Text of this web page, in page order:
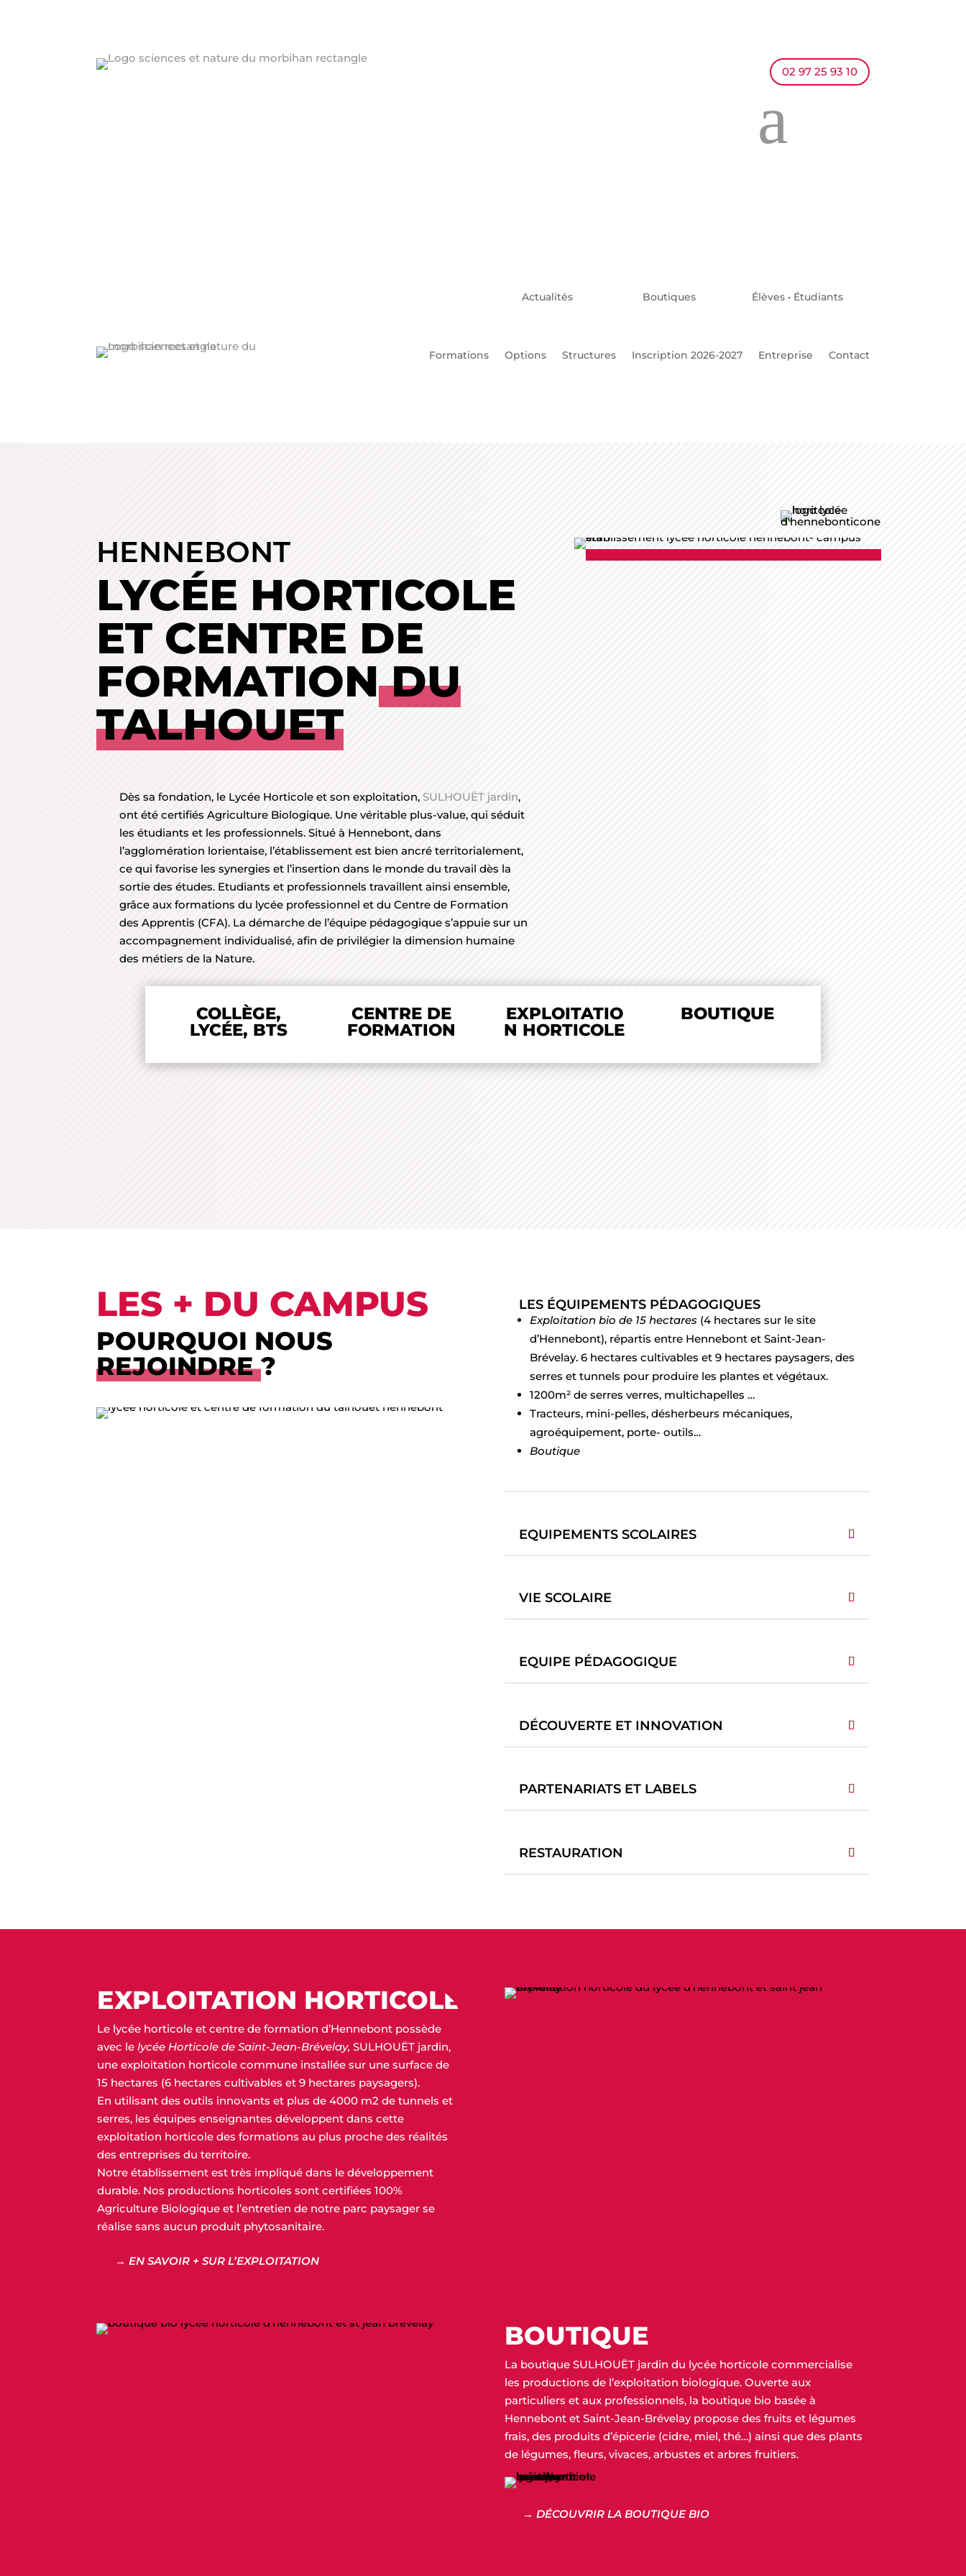
02 97 25 93 10
a
Actualités Boutiques Élèves • Étudiants
Formations Options Structures Inscription 2026-2027 Entreprise Contact
HENNEBONT
LYCÉE HORTICOLE
ET CENTRE DE
FORMATIONDU
TALHOUET
Dès sa fondation, le Lycée Horticole et son exploitation, SULHOUËT jardin,
ont été certifiés Agriculture Biologique. Une véritable plus-value, qui séduit
les étudiants et les professionnels. Situé à Hennebont, dans
l’agglomération lorientaise, l’établissement est bien ancré territorialement,
ce qui favorise les synergies et l’insertion dans le monde du travail dès la
sortie des études. Etudiants et professionnels travaillent ainsi ensemble,
grâce aux formations du lycée professionnel et du Centre de Formation
des Apprentis (CFA). La démarche de l’équipe pédagogique s’appuie sur un
accompagnement individualisé, afin de privilégier la dimension humaine
des métiers de la Nature.
COLLÈGE,
LYCÉE, BTS
CENTRE DE
FORMATION
EXPLOITATIO
N HORTICOLE
BOUTIQUE
LES + DU CAMPUS
POURQUOI NOUS
REJOINDRE?
LES ÉQUIPEMENTS PÉDAGOGIQUES
Exploitation bio de 15 hectares (4 hectares sur le site
d’Hennebont), répartis entre Hennebont et Saint-Jean-
Brévelay. 6 hectares cultivables et 9 hectares paysagers, des
serres et tunnels pour produire les plantes et végétaux.
1200m² de serres verres, multichapelles …
Tracteurs, mini-pelles, désherbeurs mécaniques,
agroéquipement, porte- outils…
Boutique
EQUIPEMENTS SCOLAIRES
VIE SCOLAIRE
EQUIPE PÉDAGOGIQUE
DÉCOUVERTE ET INNOVATION
PARTENARIATS ET LABELS
RESTAURATION
EXPLOITATION HORTICOLE
Le lycée horticole et centre de formation d’Hennebont possède
avec lelycée Horticole de Saint-Jean-Brévelay, SULHOUËT jardin,
une exploitation horticole commune installée sur une surface de
15 hectares (6 hectares cultivables et 9 hectares paysagers).
En utilisant des outils innovants et plus de 4000 m2 de tunnels et
serres, les équipes enseignantes développent dans cette
exploitation horticole des formations au plus proche des réalités
des entreprises du territoire.
Notre établissement est très impliqué dans le développement
durable. Nos productions horticoles sont certifiées 100%
Agriculture Biologique et l’entretien de notre parc paysager se
réalise sans aucun produit phytosanitaire.
→ EN SAVOIR + SUR L’EXPLOITATION
BOUTIQUE
La boutique SULHOUËT jardindu lycée horticole commercialise
les productions de l’exploitation biologique. Ouverte aux
particuliers et aux professionnels, la boutique bio basée à
Hennebont et Saint-Jean-Brévelay propose des fruits et légumes
frais, des produits d’épicerie (cidre, miel, thé…) ainsi que des plants
de légumes, fleurs, vivaces, arbustes et arbres fruitiers.
→ DÉCOUVRIR LA BOUTIQUE BIO